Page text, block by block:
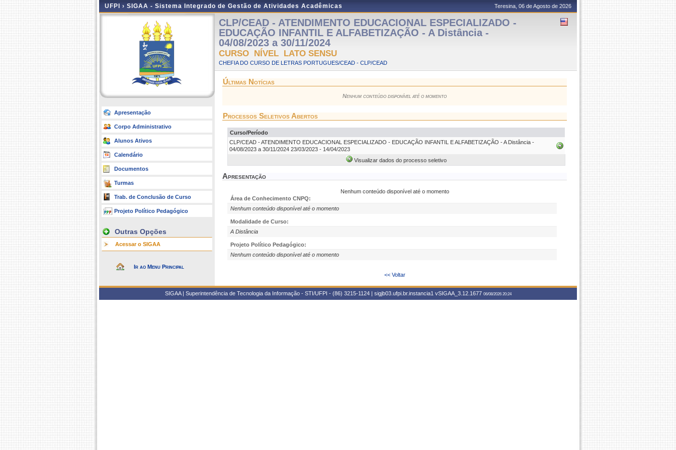
UFPI › SIGAA - Sistema Integrado de Gestão de Atividades Acadêmicas Teresina, 06 de Agosto de 2026
Apresentação
Corpo Administrativo
Alunos Ativos
Calendário
Documentos
Turmas
Trab. de Conclusão de Curso
Projeto Político Pedagógico
Outras Opções
Acessar o SIGAA
Ir ao Menu Principal
CLP/CEAD - ATENDIMENTO EDUCACIONAL ESPECIALIZADO -
EDUCAÇÃO INFANTIL E ALFABETIZAÇÃO - A Distância -
04/08/2023 a 30/11/2024
CURSO NÍVEL LATO SENSU
CHEFIA DO CURSO DE LETRAS PORTUGUES/CEAD - CLP/CEAD
Últimas Notícias
Nenhum conteúdo disponível até o momento
Processos Seletivos Abertos
Curso/Período
CLP/CEAD - ATENDIMENTO EDUCACIONAL ESPECIALIZADO - EDUCAÇÃO INFANTIL E ALFABETIZAÇÃO - A Distância -
04/08/2023 a 30/11/2024 23/03/2023 - 14/04/2023
Visualizar dados do processo seletivo
Apresentação
Nenhum conteúdo disponível até o momento
Área de Conhecimento CNPQ:
Nenhum conteúdo disponível até o momento
Modalidade de Curso:
A Distância
Projeto Político Pedagógico:
Nenhum conteúdo disponível até o momento
<< Voltar
SIGAA | Superintendência de Tecnologia da Informação - STI/UFPI - (86) 3215-1124 | sigjb03.ufpi.br.instancia1 vSIGAA_3.12.1677 06/08/2026 20:24